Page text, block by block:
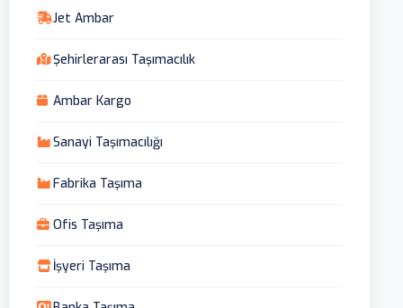
Jet Ambar
Şehirlerarası Taşımacılık
Ambar Kargo
Sanayi Taşımacılığı
Fabrika Taşıma
Ofis Taşıma
İşyeri Taşıma